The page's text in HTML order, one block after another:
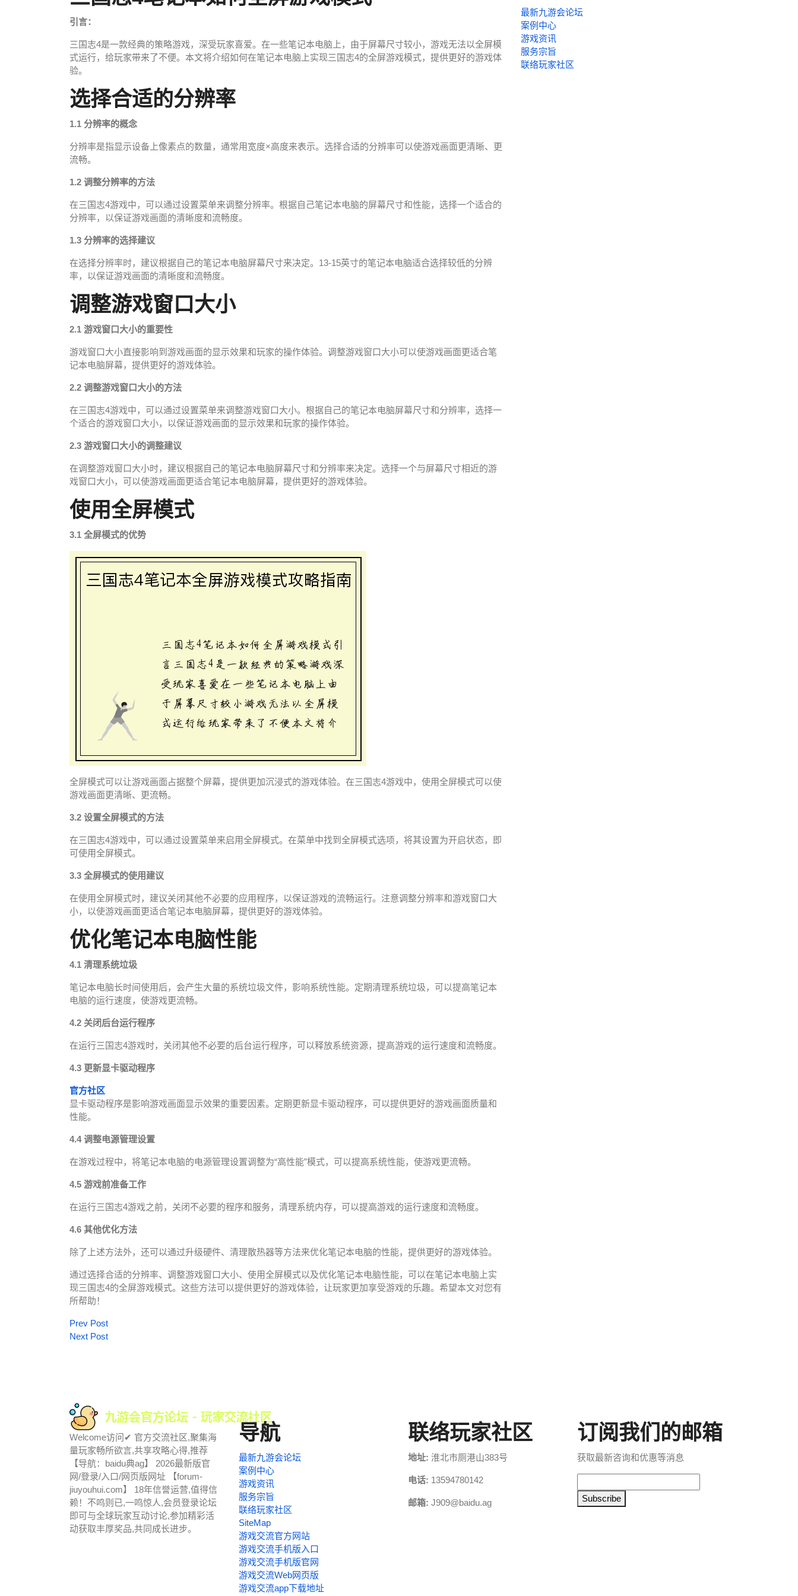
引言：
三国志4是一款经典的策略游戏，深受玩家喜爱。在一些笔记本电脑上，由于屏幕尺寸较小，游戏无法以全屏模
式运行，给玩家带来了不便。本文将介绍如何在笔记本电脑上实现三国志4的全屏游戏模式，提供更好的游戏体
验。
选择合适的分辨率
1.1 分辨率的概念
分辨率是指显示设备上像素点的数量，通常用宽度×高度来表示。选择合适的分辨率可以使游戏画面更清晰、更
流畅。
1.2 调整分辨率的方法
在三国志4游戏中，可以通过设置菜单来调整分辨率。根据自己笔记本电脑的屏幕尺寸和性能，选择一个适合的
分辨率，以保证游戏画面的清晰度和流畅度。
1.3 分辨率的选择建议
在选择分辨率时，建议根据自己的笔记本电脑屏幕尺寸来决定。13-15英寸的笔记本电脑适合选择较低的分辨
率，以保证游戏画面的清晰度和流畅度。
调整游戏窗口大小
2.1 游戏窗口大小的重要性
游戏窗口大小直接影响到游戏画面的显示效果和玩家的操作体验。调整游戏窗口大小可以使游戏画面更适合笔
记本电脑屏幕，提供更好的游戏体验。
2.2 调整游戏窗口大小的方法
在三国志4游戏中，可以通过设置菜单来调整游戏窗口大小。根据自己的笔记本电脑屏幕尺寸和分辨率，选择一
个适合的游戏窗口大小，以保证游戏画面的显示效果和玩家的操作体验。
2.3 游戏窗口大小的调整建议
在调整游戏窗口大小时，建议根据自己的笔记本电脑屏幕尺寸和分辨率来决定。选择一个与屏幕尺寸相近的游
戏窗口大小，可以使游戏画面更适合笔记本电脑屏幕，提供更好的游戏体验。
使用全屏模式
3.1 全屏模式的优势
全屏模式可以让游戏画面占据整个屏幕，提供更加沉浸式的游戏体验。在三国志4游戏中，使用全屏模式可以使
游戏画面更清晰、更流畅。
3.2 设置全屏模式的方法
在三国志4游戏中，可以通过设置菜单来启用全屏模式。在菜单中找到全屏模式选项，将其设置为开启状态，即
可使用全屏模式。
3.3 全屏模式的使用建议
在使用全屏模式时，建议关闭其他不必要的应用程序，以保证游戏的流畅运行。注意调整分辨率和游戏窗口大
小，以使游戏画面更适合笔记本电脑屏幕，提供更好的游戏体验。
优化笔记本电脑性能
4.1 清理系统垃圾
笔记本电脑长时间使用后，会产生大量的系统垃圾文件，影响系统性能。定期清理系统垃圾，可以提高笔记本
电脑的运行速度，使游戏更流畅。
4.2 关闭后台运行程序
在运行三国志4游戏时，关闭其他不必要的后台运行程序，可以释放系统资源，提高游戏的运行速度和流畅度。
4.3 更新显卡驱动程序
官方社区
显卡驱动程序是影响游戏画面显示效果的重要因素。定期更新显卡驱动程序，可以提供更好的游戏画面质量和
性能。
4.4 调整电源管理设置
在游戏过程中，将笔记本电脑的电源管理设置调整为“高性能”模式，可以提高系统性能，使游戏更流畅。
4.5 游戏前准备工作
在运行三国志4游戏之前，关闭不必要的程序和服务，清理系统内存，可以提高游戏的运行速度和流畅度。
4.6 其他优化方法
除了上述方法外，还可以通过升级硬件、清理散热器等方法来优化笔记本电脑的性能，提供更好的游戏体验。
通过选择合适的分辨率、调整游戏窗口大小、使用全屏模式以及优化笔记本电脑性能，可以在笔记本电脑上实
现三国志4的全屏游戏模式。这些方法可以提供更好的游戏体验，让玩家更加享受游戏的乐趣。希望本文对您有
所帮助！
Prev Post
Next Post
最新九游会论坛
案例中心
游戏资讯
服务宗旨
联络玩家社区
Welcome访问✔ 官方交流社区,聚集海
量玩家畅所欲言,共享攻略心得,推荐
【导航：baidu典ag】 2026最新版官
网/登录/入口/网页版网址 【forum-
jiuyouhui.com】 18年信誉运营,值得信
赖！不鸣则已,一鸣惊人,会员登录论坛
即可与全球玩家互动讨论,参加精彩活
动获取丰厚奖品,共同成长进步。
导航
最新九游会论坛
案例中心
游戏资讯
服务宗旨
联络玩家社区
SiteMap
游戏交流官方网站
游戏交流手机版入口
游戏交流手机版官网
游戏交流Web网页版
游戏交流app下载地址
联络玩家社区
地址: 淮北市厕港山383号
电话: 13594780142
邮箱: J909@baidu.ag
订阅我们的邮箱
获取最新咨询和优惠等消息
Subscribe